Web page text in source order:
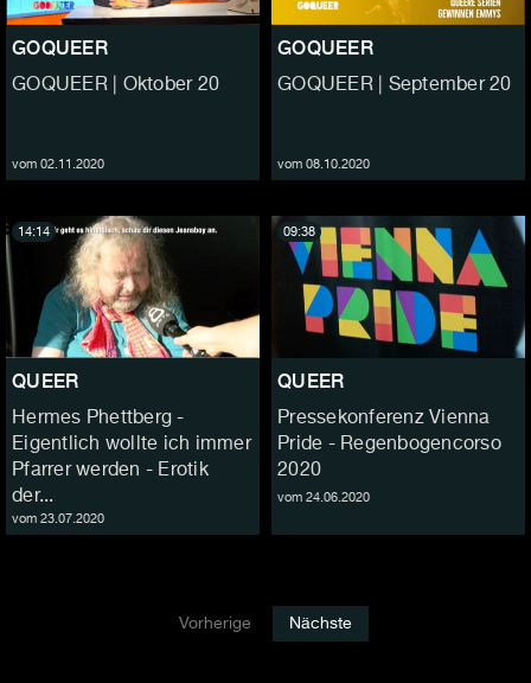
GOQUEER
GOQUEER | Oktober 20
vom 02.11.2020
GOQUEER
GOQUEER | September 20
vom 08.10.2020
QUEER
Hermes Phettberg -
Eigentlich wollte ich immer
Pfarrer werden - Erotik
der...
vom 23.07.2020
14:14
QUEER
Pressekonferenz Vienna
Pride - Regenbogencorso
2020
vom 24.06.2020
09:38
Vorherige Nächste